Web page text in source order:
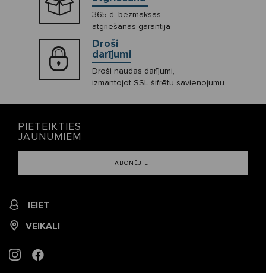
365 d. bezmaksas
atgriešanas garantija
Droši
darījumi
Droši naudas darījumi,
izmantojot SSL šifrētu savienojumu
PIETEIKTIES
JAUNUMIEM
ABONĒJIET
IEIET
VEIKALI
INSTAGRAM
FACEBOOK